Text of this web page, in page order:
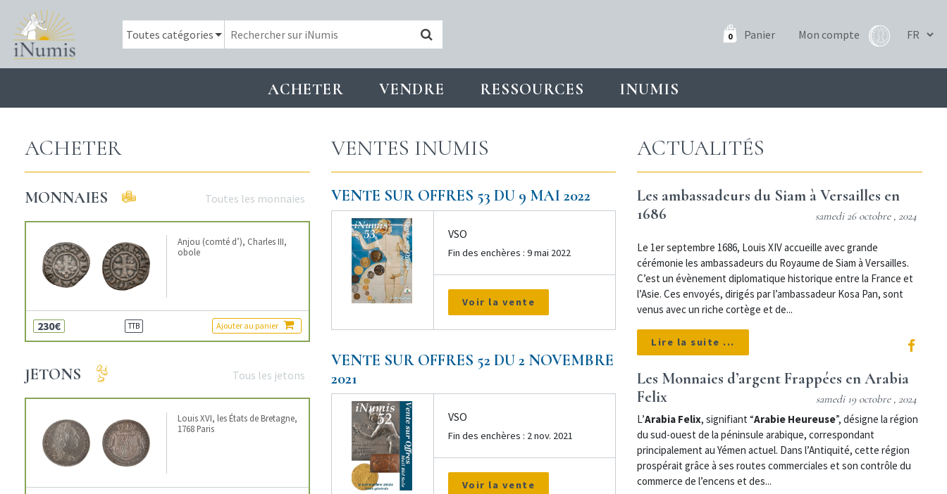
0 Panier Mon compte
ACHETER VENDRE RESSOURCES INUMIS
ACHETER
MONNAIES Toutes les monnaies
Anjou (comté d’), Charles III,
obole
230€ TTB Ajouter au panier
JETONS Tous les jetons
Louis XVI, les États de Bretagne,
1768 Paris
VENTES INUMIS
VENTE SUR OFFRES 53 DU 9 MAI 2022
VSO
Fin des enchères : 9 mai 2022
Voir la vente
VENTE SUR OFFRES 52 DU 2 NOVEMBRE
2021
VSO
Fin des enchères : 2 nov. 2021
Voir la vente
ACTUALITÉS
Les ambassadeurs du Siam à Versailles en
1686
samedi 26 octobre , 2024
Le 1er septembre 1686, Louis XIV accueille avec grande
cérémonie les ambassadeurs du Royaume de Siam à Versailles.
C’est un évènement diplomatique historique entre la France et
l’Asie. Ces envoyés, dirigés par l’ambassadeur Kosa Pan, sont
venus avec un riche cortège et de...
Lire la suite ...
Les Monnaies d’argent Frappées en Arabia
Felix
samedi 19 octobre , 2024
L’Arabia Felix, signifiant “Arabie Heureuse”, désigne la région
du sud-ouest de la péninsule arabique, correspondant
principalement au Yémen actuel. Dans l’Antiquité, cette région
prospérait grâce à ses routes commerciales et son contrôle du
commerce de l’encens et des...